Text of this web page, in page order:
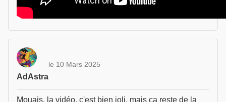
AdAstra
le 10 Mars 2025
Mouais, la vidéo, c'est bien joli, mais ça reste de la